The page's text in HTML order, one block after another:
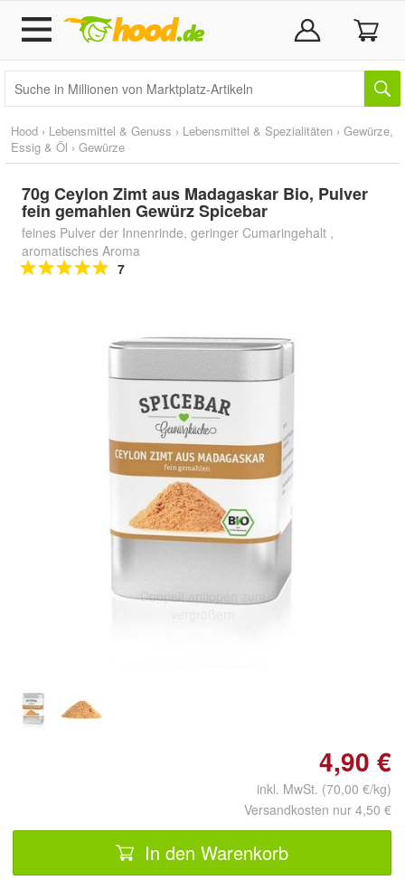
Hood › Lebensmittel & Genuss › Lebensmittel & Spezialitäten › Gewürze,
Essig & Öl › Gewürze
70g Ceylon Zimt aus Madagaskar Bio, Pulver
fein gemahlen Gewürz Spicebar
feines Pulver der Innenrinde, geringer Cumaringehalt ,
aromatisches Aroma
7
Doppelt antippen zum
4,90 €
inkl. MwSt. (70,00 €/kg)
Versandkosten nur 4,50 €
In den Warenkorb